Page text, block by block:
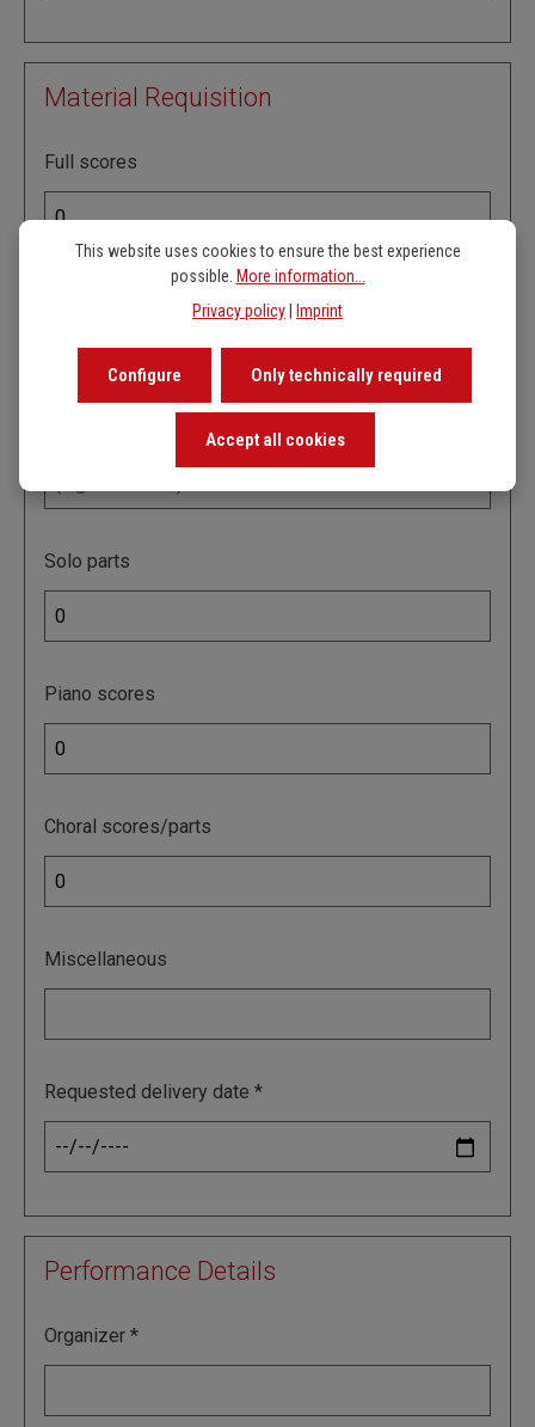
Material Requisition
Full scores
Solo parts
Piano scores
Choral scores/parts
Miscellaneous
Requested delivery date
Performance Details
Organizer
This website uses cookies to ensure the best experience
possible. More information...
Privacy policy| Imprint
Only technically required
Configure
Accept all cookies